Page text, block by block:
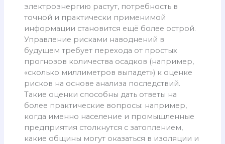
электроэнергию растут, потребность в
точной и практически применимой
информации становится ещё более острой.
Управление рисками наводнений в
будущем требует перехода от простых
прогнозов количества осадков (например,
«сколько миллиметров выпадет») к оценке
рисков на основе анализа последствий.
Такие оценки способны дать ответы на
более практические вопросы: например,
когда именно население и промышленные
предприятия столкнутся с затоплением,
какие общины могут оказаться в изоляции и